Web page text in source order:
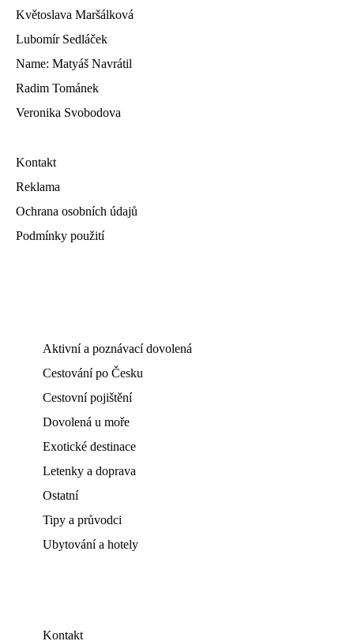
Květoslava Maršálková
Lubomír Sedláček
Name: Matyáš Navrátil
Radim Tománek
Veronika Svobodova
Kontakt
Reklama
Ochrana osobních údajů
Podmínky použití
Aktivní a poznávací dovolená
Cestování po Česku
Cestovní pojištění
Dovolená u moře
Exotické destinace
Letenky a doprava
Ostatní
Tipy a průvodci
Ubytování a hotely
Kontakt